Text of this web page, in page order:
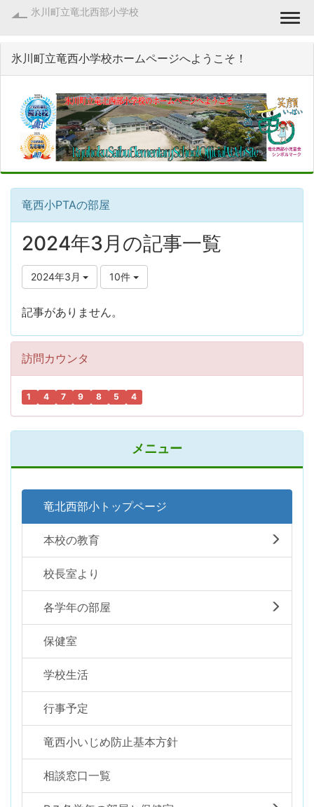
氷川町立竜北西部小学校
氷川町立竜西小学校ホームページへようこそ！
竜西小PTAの部屋
2024年3月の記事一覧
2024年3月 10件
記事がありません。
訪問カウンタ
1 4 7 9 8 5 4
メニュー
竜北西部小トップページ
本校の教育
校長室より
各学年の部屋
保健室
学校生活
行事予定
竜西小いじめ防止基本方針
相談窓口一覧